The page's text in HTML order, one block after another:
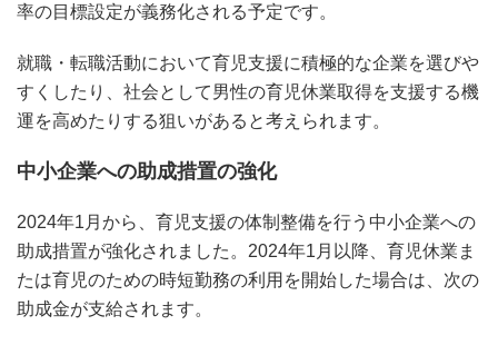
率の目標設定が義務化される予定です。
就職・転職活動において育児支援に積極的な企業を選びや
すくしたり、社会として男性の育児休業取得を支援する機
運を高めたりする狙いがあると考えられます。
中小企業への助成措置の強化
2024年1月から、育児支援の体制整備を行う中小企業への
助成措置が強化されました。2024年1月以降、育児休業ま
たは育児のための時短勤務の利用を開始した場合は、次の
助成金が支給されます。